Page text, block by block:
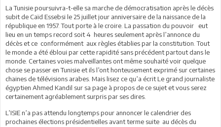
La Tunisie poursuivra-t-elle sa marche de démocratisation après le décès
subit de Caïd Essebsi le 25 juillet jour anniversaire de la naissance de la
république en 1957. Tout porte à le croire. La passation du pouvoir eut
lieu en un temps record soit 4 heures seulement après l’annonce du
décès et ce conformément aux règles établies par la constitution. Tout
le monde a été ébloui par cette rapidité sans précédent partout dans le
monde. Certaines voies malveillantes ont même souhaité voir quelque
chose se passer en Tunisie et ils l’ont honteusement exprimé sur certaines
chaines de télévisions arabes. Mais lisez ce qu’a écrit Le grand journaliste
égyptien Ahmed Kandil sur sa page à propos de ce sujet et vous serez
certainement agréablement surpris par ses dires.
L’ISIE n’a pas attendu longtemps pour annoncer le calendrier des
prochaines élections présidentielles avant terme suite au décès du